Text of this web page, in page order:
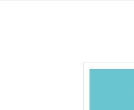
Berlaku Singkat: